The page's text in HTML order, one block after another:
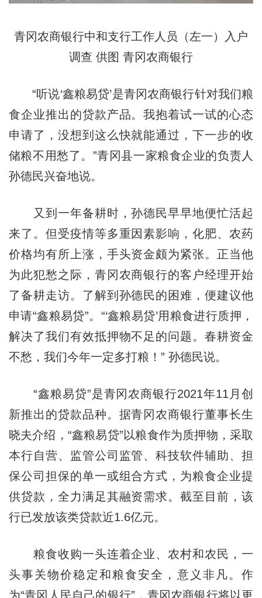
青冈农商银行中和支行工作人员（左一）入户
调查 供图 青冈农商银行
“听说‘鑫粮易贷’是青冈农商银行针对我们粮
食企业推出的贷款产品。我抱着试一试的心态
申请了，没想到这么快就能通过，下一步的收
储粮不用愁了。”青冈县一家粮食企业的负责人
孙德民兴奋地说。
又到一年备耕时，孙德民早早地便忙活起
来了。但受疫情等多重因素影响，化肥、农药
价格均有所上涨，手头资金颇为紧张。正当他
为此犯愁之际，青冈农商银行的客户经理开始
了备耕走访。了解到孙德民的困难，便建议他
申请“鑫粮易贷”。“‘鑫粮易贷’用粮食进行质押，
解决了我们有效抵押物不足的问题。春耕资金
不愁，我们今年一定多打粮！” 孙德民说。
“鑫粮易贷”是青冈农商银行2021年11月创
新推出的贷款品种。据青冈农商银行董事长生
晓夫介绍，“鑫粮易贷”以粮食作为质押物，采取
本行自营、监管公司监管、科技软件辅助、担
保公司担保的单一或组合方式，为粮食企业提
供贷款，全力满足其融资需求。截至目前，该
行已发放该类贷款近1.6亿元。
粮食收购一头连着企业、农村和农民，一
头事关物价稳定和粮食安全，意义非凡。作
为“青冈人民自己的银行”，青冈农商银行将以更